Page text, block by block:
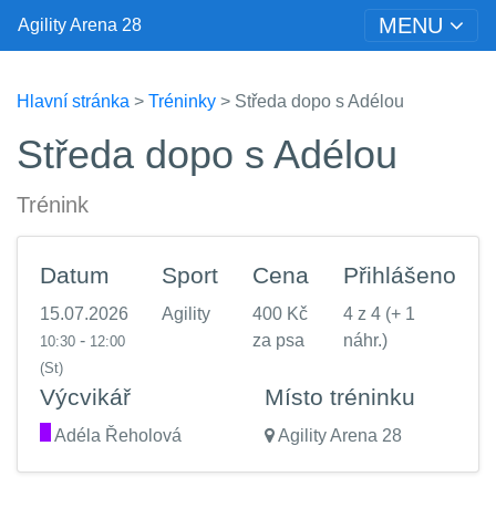
Agility Arena 28 MENU
Hlavní stránka > Tréninky > Středa dopo s Adélou
Středa dopo s Adélou
Trénink
Datum
15.07.2026
10:30 - 12:00
(St)
Sport
Agility
Cena
400 Kč
za psa
Přihlášeno
4 z 4 (+ 1
náhr.)
Výcvikář
Adéla Řeholová
Místo tréninku
Agility Arena 28